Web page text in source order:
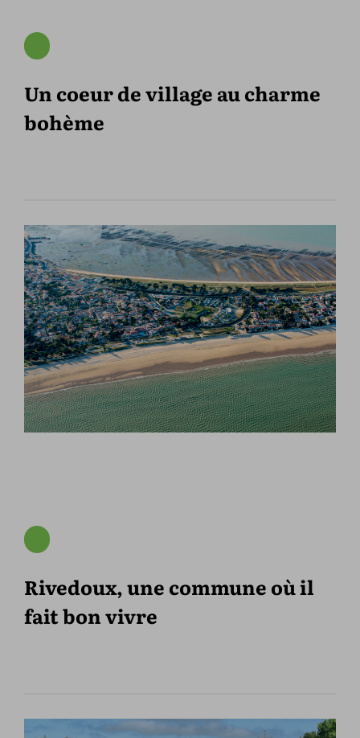
Un coeur de village au charme
bohème
Rivedoux, une commune où il
fait bon vivre